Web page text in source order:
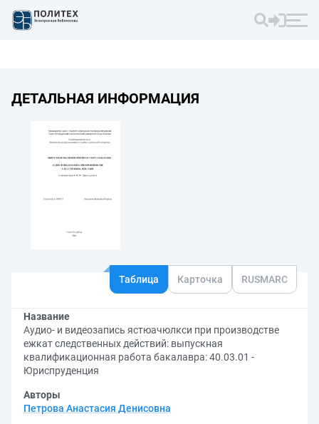
ДЕТАЛЬНАЯ ИНФОРМАЦИЯ
Таблица Карточка RUSMARC
Название
Аудио- и видеозапись ястюачюлкси при производстве
ежкат следственных действий: выпускная
квалификационная работа бакалавра: 40.03.01 -
Юриспруденция
Авторы
Петрова Анастасия Денисовна